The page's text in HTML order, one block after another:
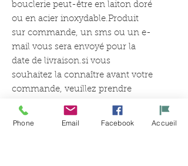
bouclerie peut-être en laiton doré
ou en acier inoxydable.Produit
sur commande, un sms ou un e-
mail vous sera envoyé pour la
date de livraison.si vous
souhaitez la connaître avant votre
commande, veuillez prendre
contacte avec l’atelier.
Phone Email Facebook Accueil